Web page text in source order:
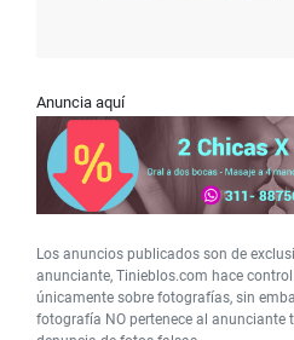
Anuncia aquí
Los anuncios publicados son de
anunciante, Tinieblos.com hace
únicamente sobre fotografías, sin
fotografía NO pertenece al anunciante